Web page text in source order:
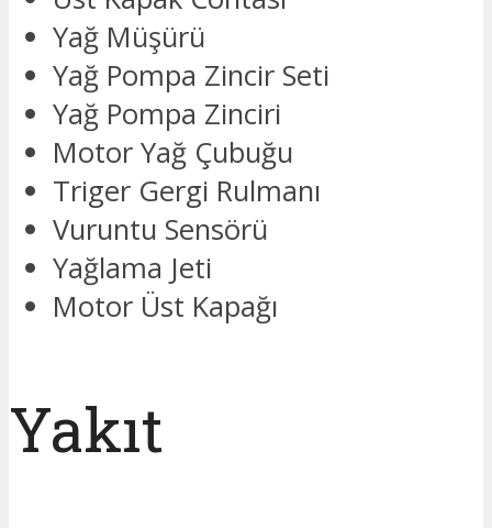
Yağ Müşürü
Yağ Pompa Zincir Seti
Yağ Pompa Zinciri
Motor Yağ Çubuğu
Triger Gergi Rulmanı
Vuruntu Sensörü
Yağlama Jeti
Motor Üst Kapağı
Yakıt